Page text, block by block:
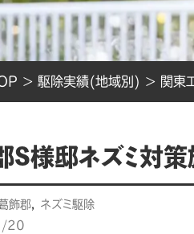
> 駆除実績(地域別) > 関東
S様邸ネズミ対
飾郡,
ネズミ駆除
20